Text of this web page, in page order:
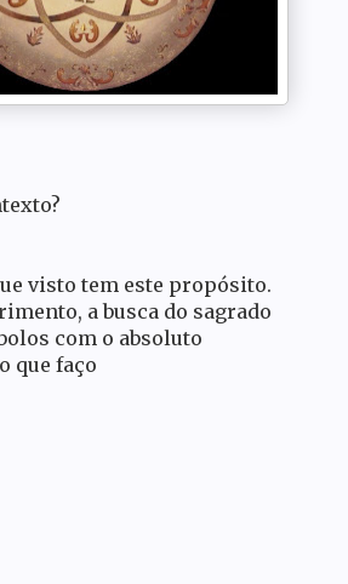
visto tem este propósito.
a busca do sagrado
com o absoluto
que faço